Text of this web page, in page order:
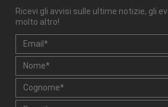
Ricevi gli avvisi sulle ultime notizie, gli
molto altro!